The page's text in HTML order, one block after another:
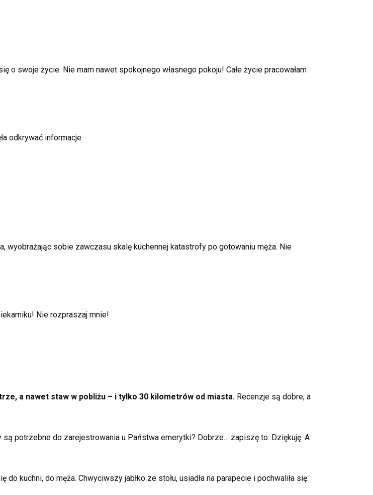
o swoje życie. Nie mam nawet spokojnego własnego pokoju! Całe życie pracowałam
odkrywać informacje.
wyobrażając sobie zawczasu skalę kuchennej katastrofy po gotowaniu męża. Nie
Nie rozpraszaj mnie!
a nawet staw w pobliżu – i tylko 30 kilometrów od miasta. Recenzje są dobre, a
potrzebne do zarejestrowania u Państwa emerytki? Dobrze… zapiszę to. Dziękuję. A
kuchni, do męża. Chwyciwszy jabłko ze stołu, usiadła na parapecie i pochwaliła się: